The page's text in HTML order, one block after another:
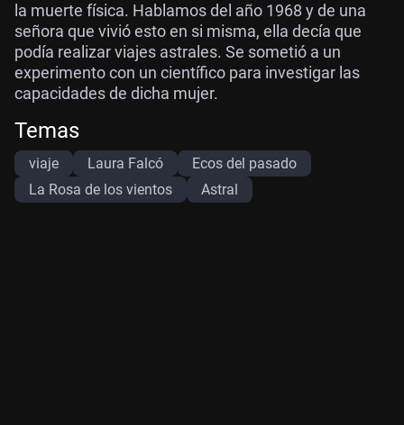
la muerte física. Hablamos del año 1968 y de una
señora que vivió esto en si misma, ella decía que
podía realizar viajes astrales. Se sometió a un
experimento con un científico para investigar las
capacidades de dicha mujer.
Temas
viaje Laura Falcó
Ecos del pasado
La Rosa de los vientos
Astral